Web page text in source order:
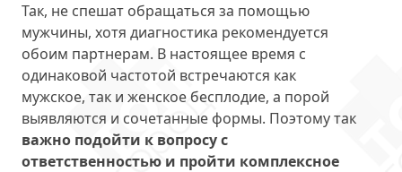
Так, не спешат обращаться за помощью
мужчины, хотя диагностика рекомендуется
обоим партнерам. В настоящее время с
одинаковой частотой встречаются как
мужское, так и женское бесплодие, а порой
выявляются и сочетанные формы. Поэтому так
важно подойти к вопросу с
ответственностью и пройти комплексное